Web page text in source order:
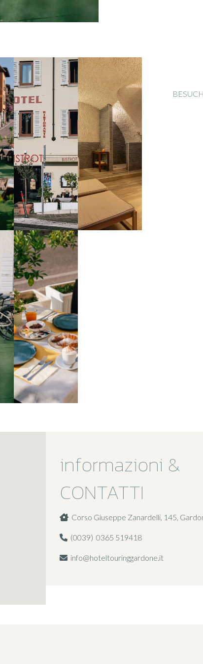
informazioni &
CONTATTI
Corso Giuseppe Zanardelli, 145,
(0039) 0365 519418
info@hoteltouringgardone.it